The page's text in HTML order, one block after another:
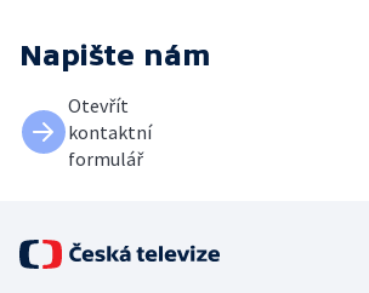
Napište nám
Otevřít
kontaktní
formulář